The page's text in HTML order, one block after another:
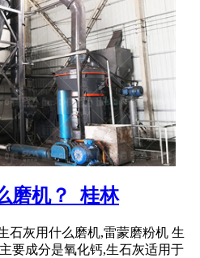
磨机？_桂林
石灰用什么磨机,雷蒙磨粉机 生
要成分是氧化钙,生石灰适用于